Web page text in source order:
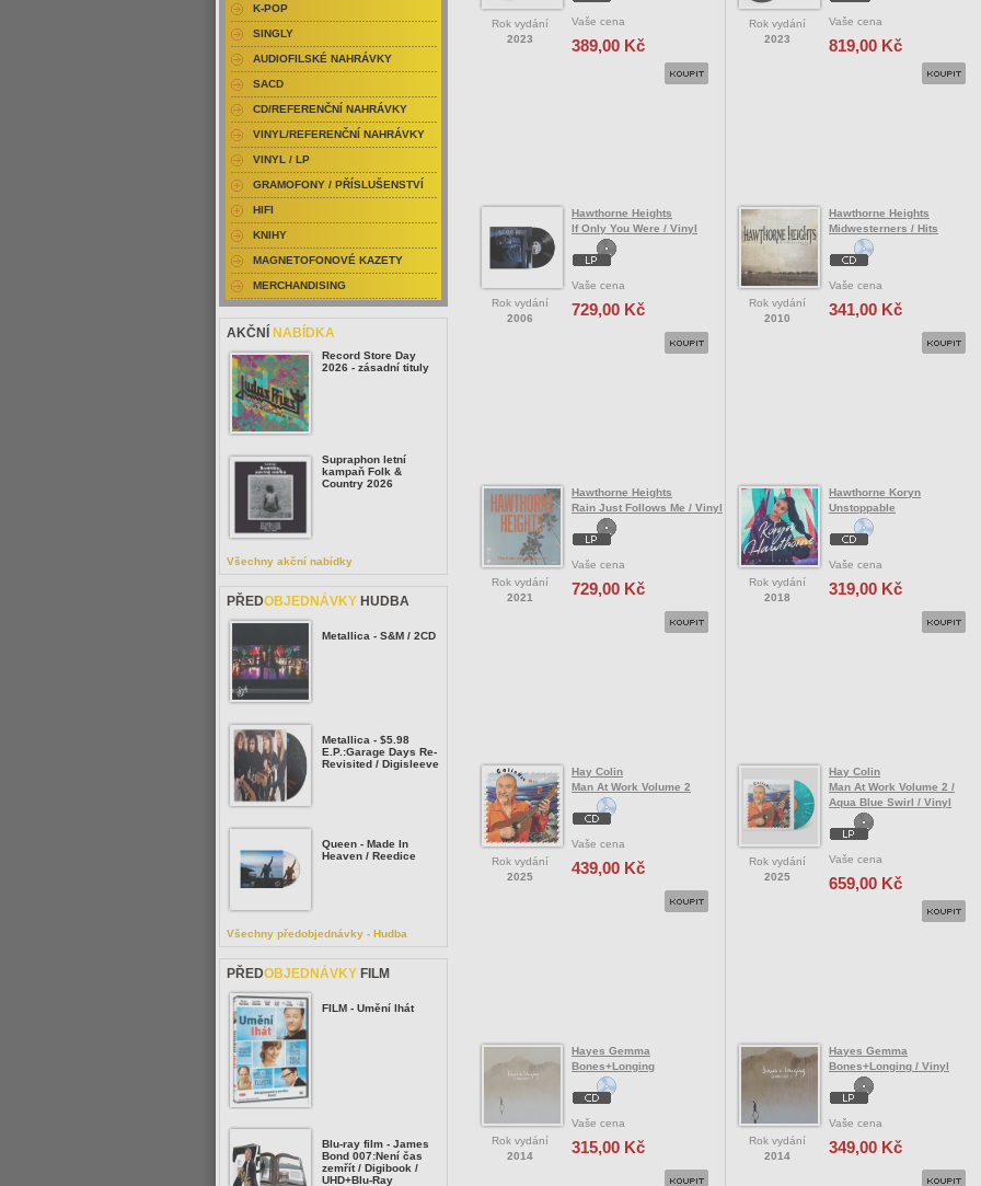
Rok vydání
2023
Vaše cena
389,00 Kč
Rok vydání
2023
Vaše cena
819,00 Kč
Rok vydání
2006
Hawthorne Heights
If Only You Were / Vinyl
Vaše cena
729,00 Kč
Rok vydání
2010
Hawthorne Heights
Midwesterners / Hits
Vaše cena
341,00 Kč
Rok vydání
2021
Hawthorne Heights
Rain Just Follows Me / Vinyl
Vaše cena
729,00 Kč
Rok vydání
2018
Hawthorne Koryn
Unstoppable
Vaše cena
319,00 Kč
Rok vydání
2025
Hay Colin
Man At Work Volume 2
Vaše cena
439,00 Kč
Rok vydání
2025
Hay Colin
Man At Work Volume 2 /
Aqua Blue Swirl / Vinyl
Vaše cena
659,00 Kč
Rok vydání
2014
Hayes Gemma
Bones+Longing
Vaše cena
315,00 Kč
Rok vydání
2014
Hayes Gemma
Bones+Longing / Vinyl
Vaše cena
349,00 Kč
K-POP
SINGLY
AUDIOFILSKÉ NAHRÁVKY
SACD
CD/REFERENČNÍ NAHRÁVKY
VINYL/REFERENČNÍ NAHRÁVKY
VINYL / LP
GRAMOFONY / PŘÍSLUŠENSTVÍ
HIFI
KNIHY
MAGNETOFONOVÉ KAZETY
MERCHANDISING
AKČNÍ NABÍDKA
Record Store Day
2026 - zásadní tituly
Supraphon letní
kampaň Folk &
Country 2026
Všechny akční nabídky
PŘEDOBJEDNÁVKY HUDBA
Metallica - S&M / 2CD
Metallica - $5.98
E.P.:Garage Days Re-
Revisited / Digisleeve
Queen - Made In
Heaven / Reedice
Všechny předobjednávky - Hudba
PŘEDOBJEDNÁVKY FILM
FILM - Umění lhát
Blu-ray film - James
Bond 007:Není čas
zemřít / Digibook /
UHD+Blu-Ray